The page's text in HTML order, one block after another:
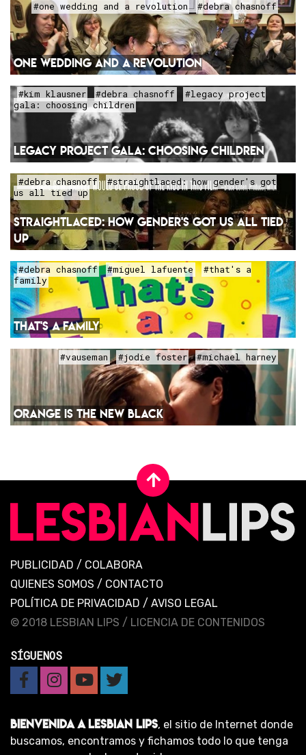
#one wedding and a revolution #debra chasnoff
ONE WEDDING AND A REVOLUTION
#kim klausner #debra chasnoff
#legacy project
gala: choosing children
LEGACY PROJECT GALA: CHOOSING CHILDREN
#debra chasnoff
#straightlaced: how gender's got
us all tied up
STRAIGHTLACED: HOW GENDER'S GOT US ALL TIED
UP
#debra chasnoff #miguel lafuente
#that's a
family
THAT'S A FAMILY
#vauseman #jodie foster #michael harney
ORANGE IS THE NEW BLACK
PUBLICIDAD / COLABORA
QUIENES SOMOS / CONTACTO
POLÍTICA DE PRIVACIDAD / AVISO LEGAL
© 2018 LESBIAN LIPS / LICENCIA DE CONTENIDOS
SÍGUENOS
BIENVENIDA A LESBIAN LIPS, el sitio de Internet donde
buscamos, encontramos y fichamos todo lo que tenga